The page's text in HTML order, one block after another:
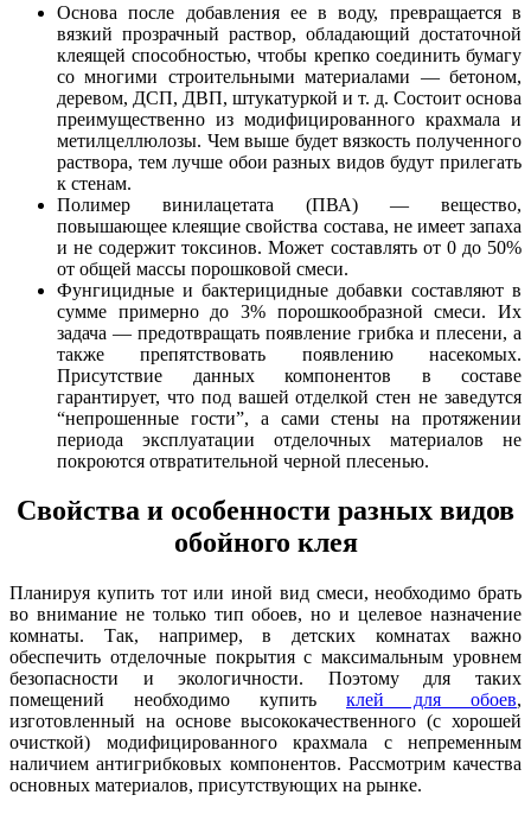
Основа после добавления ее в воду, превращается в
вязкий прозрачный раствор, обладающий достаточной
клеящей способностью, чтобы крепко соединить бумагу
со многими строительными материалами — бетоном,
деревом, ДСП, ДВП, штукатуркой и т. д. Состоит основа
преимущественно из модифицированного крахмала и
метилцеллюлозы. Чем выше будет вязкость полученного
раствора, тем лучше обои разных видов будут прилегать
к стенам.
Полимер винилацетата (ПВА) — вещество,
повышающее клеящие свойства состава, не имеет запаха
и не содержит токсинов. Может составлять от 0 до 50%
от общей массы порошковой смеси.
Фунгицидные и бактерицидные добавки составляют в
сумме примерно до 3% порошкообразной смеси. Их
задача — предотвращать появление грибка и плесени, а
также препятствовать появлению насекомых.
Присутствие данных компонентов в составе
гарантирует, что под вашей отделкой стен не заведутся
“непрошенные гости”, а сами стены на протяжении
периода эксплуатации отделочных материалов не
покроются отвратительной черной плесенью.
Свойства и особенности разных видов
обойного клея
Планируя купить тот или иной вид смеси, необходимо брать
во внимание не только тип обоев, но и целевое назначение
комнаты. Так, например, в детских комнатах важно
обеспечить отделочные покрытия с максимальным уровнем
безопасности и экологичности. Поэтому для таких
помещений необходимо купить клей для обоев,
изготовленный на основе высококачественного (с хорошей
очисткой) модифицированного крахмала с непременным
наличием антигрибковых компонентов. Рассмотрим качества
основных материалов, присутствующих на рынке.